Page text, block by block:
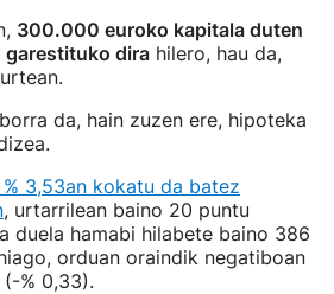
300.000 euroko kapitala duten
dira hilero, hau da,
da, hain zuzen ere, hipoteka
3,53an kokatu da batez
, urtarrilean baino 20 puntu
duela hamabi hilabete baino 386
orduan oraindik negatiboan
% 0,33).